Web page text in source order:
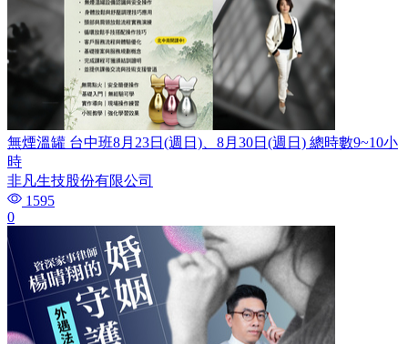
無煙溫罐 台中班8月23日(週日)、8月30日(週日) 總時數9~10小
時
非凡生技股份有限公司
1595
0